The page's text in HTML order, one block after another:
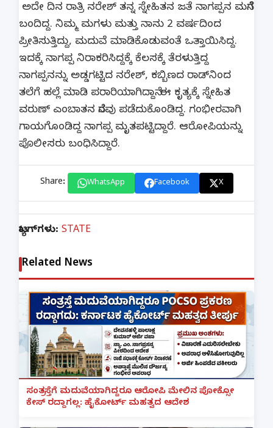
ಅದೇ ದಿನ ರಾತ್ರಿ ನರೇಶ್​ ತನ್ನ ಸ್ನೇಹಿತನ ಜತೆ ನಾಗಪ್ಪನ ಮನೆಗೆ
ಬಂದಿದ್ದ. ನಿಮ್ಮ ಮಗಳು ಮತ್ತು ನಾನು 2 ವರ್ಷದಿಂದ
ಪ್ರೀತಿಸುತ್ತಿದ್ದು, ಮದುವೆ ಮಾಡಿಕೊಡುವಂತೆ ಒತ್ತಾಯಿಸಿದ್ದ.
ಇದಕ್ಕೆ ನಾಗಪ್ಪ ನಿರಾಕರಿಸಿದ್ದಕ್ಕೆ ಕೆಲಸಕ್ಕೆ ತೆರಳುತ್ತಿದ್ದ
ನಾಗಪ್ಪನನ್ನು ಅಡ್ಡಗಟ್ಟಿದ ನರೇಶ್​, ಕಬ್ಬಿಣದ ರಾಡ್‌ನಿಂದ
ತಲೆಗೆ ಹಲ್ಲೆ ಮಾಡಿ ಪರಾರಿಯಾಗಿದ್ದಾನೆ. ಈ ಕೃತ್ಯಕ್ಕೆ ಸ್ನೇಹಿತ
ವರುಣ್​ ಎಂಬಾತನ ನೆರವು ಪಡೆದುಕೊಂಡಿದ್ದ. ಗಂಭೀರವಾಗಿ
ಗಾಯಗೊಂಡಿದ್ದ ನಾಗಪ್ಪ ಮೃತಪಟ್ಟಿದ್ದಾರೆ. ಆರೋಪಿಯನ್ನು
ಪೊಲೀಸರು ಬಂಧಿಸಿದ್ದಾರೆ.
Share: WhatsApp Facebook X
ಟ್ಯಾಗ್‌ಗಳು: STATE
Related News
ಸಂತ್ರಸ್ತೆಗೆ ಮದುವೆಯಾಗಿದ್ದರೂ ಆರೋಪಿ ಮೇಲಿನ ಪೋಕ್ಸೋ
ಕೇಸ್ ರದ್ದಾಗಲ್ಲ: ಹೈಕೋರ್ಟ್ ಮಹತ್ವದ ಆದೇಶ